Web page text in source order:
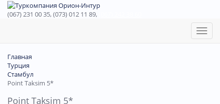
(067) 231 00 35, (073) 012 11 89,
Toggle
Главная
Турция
Стамбул
Point Taksim 5*
Point Taksim 5*